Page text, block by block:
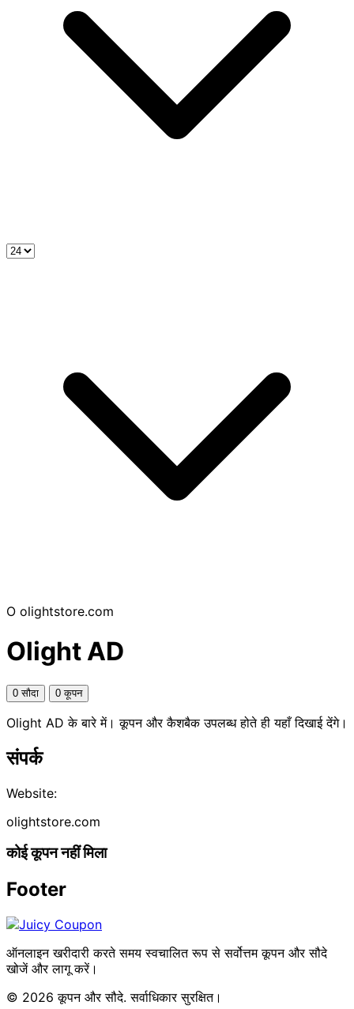
O olightstore.com
Olight AD
0 सौदा 0 कूपन
Olight AD के बारे में। कूपन और कैशबैक उपलब्ध होते ही यहाँ दिखाई देंगे।
संपर्क
Website:
olightstore.com
कोई कूपन नहीं मिला
Footer
ऑनलाइन खरीदारी करते समय स्वचालित रूप से सर्वोत्तम कूपन और सौदे
खोजें और लागू करें।
© 2026 कूपन और सौदे. सर्वाधिकार सुरक्षित।